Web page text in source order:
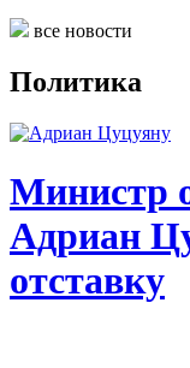
все новости
Политика
Министр
Адриан
отставку